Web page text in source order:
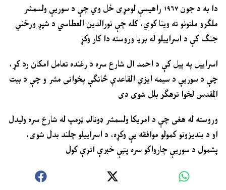
دا به د جون ۱۹۶۷ راهیسې لومړی ځل وي چې د سوریې ولسمشر
ملګرو ملتونو ته وینا کوي، کله چې نورالدین العطاسي د شپږ ورځني
جنګ کې د اسراییلو له بریا وروسته دا کار وکړ
اسراییل په پیل کې د احمد ال شارع سره د رغنده تعامل امکان رد کړ،
چې د سوریې د سیمه ایزې القاعدې څانګې پخوانی مشر و چې د بیت
المقدس لخوا ترهګر بلل شوی دی
وروسته له هغى چې د امريکا ولسمشر ډونالډ ټرمپ له شارع سره ولیدل
او د بندیزونو کمولو موافقه یې وکړه، د اسراییلو چلند بدل شوی،
پشمول د سوریې چارواکو سره پټې خبرې اترې کول